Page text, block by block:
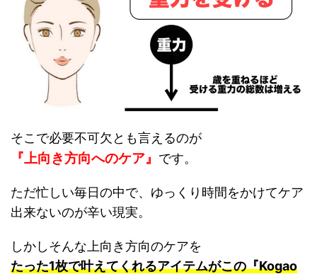
そこで必要不可欠とも言えるのが
『上向き方向へのケア』 です。
ただ忙しい毎日の中で、ゆっくり時間をかけてケア
出来ないのが辛い現実。
しかしそんな上向き方向のケアを
たった1枚で叶えてくれるアイテムがこの『Kogao